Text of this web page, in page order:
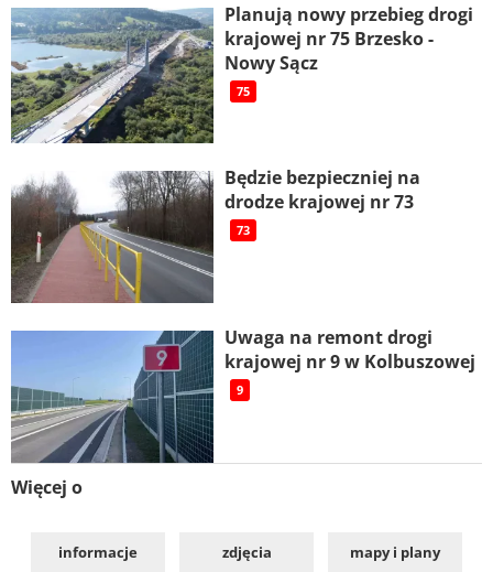
Planują nowy przebieg drogi
krajowej nr 75 Brzesko -
Nowy Sącz
75
Będzie bezpieczniej na
drodze krajowej nr 73
73
Uwaga na remont drogi
krajowej nr 9 w Kolbuszowej
9
Więcej o
informacje zdjęcia mapy i plany